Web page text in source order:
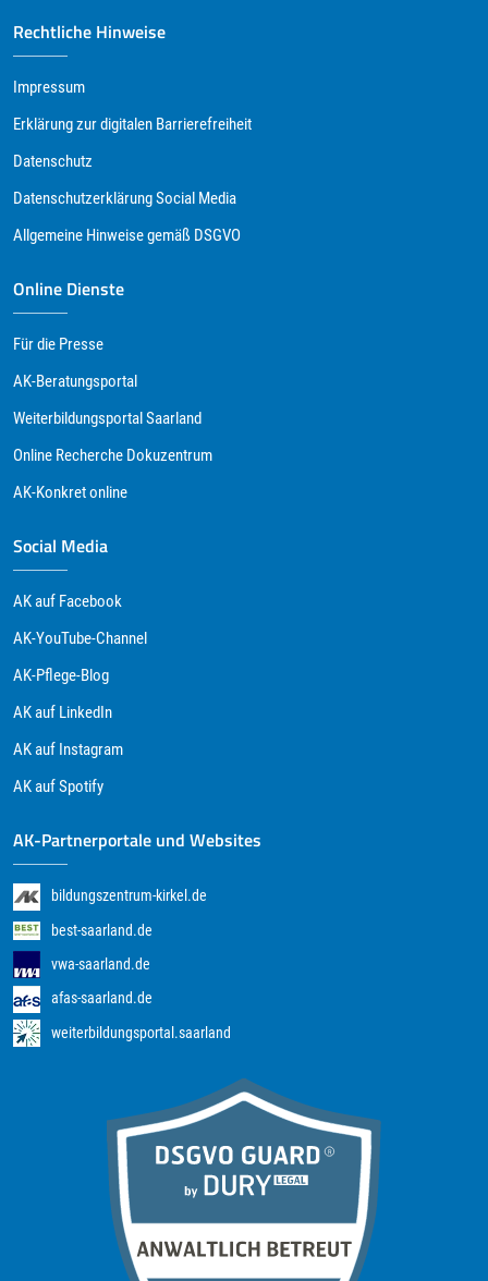
Rechtliche Hinweise
Impressum
Erklärung zur digitalen Barrierefreiheit
Datenschutz
Datenschutzerklärung Social Media
Allgemeine Hinweise gemäß DSGVO
Online Dienste
Für die Presse
AK-Beratungsportal
Weiterbildungsportal Saarland
Online Recherche Dokuzentrum
AK-Konkret online
Social Media
AK auf Facebook
AK-YouTube-Channel
AK-Pflege-Blog
AK auf LinkedIn
AK auf Instagram
AK auf Spotify
AK-Partnerportale und Websites
bildungszentrum-kirkel.de
best-saarland.de
vwa-saarland.de
afas-saarland.de
weiterbildungsportal.saarland